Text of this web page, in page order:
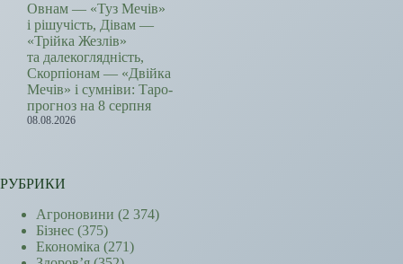
Овнам — «Туз Мечів»
і рішучість, Дівам —
«Трійка Жезлів»
та далекоглядність,
Скорпіонам — «Двійка
Мечів» і сумніви: Таро-
прогноз на 8 серпня
08.08.2026
РУБРИКИ
Агроновини (2 374)
Бізнес (375)
Економіка (271)